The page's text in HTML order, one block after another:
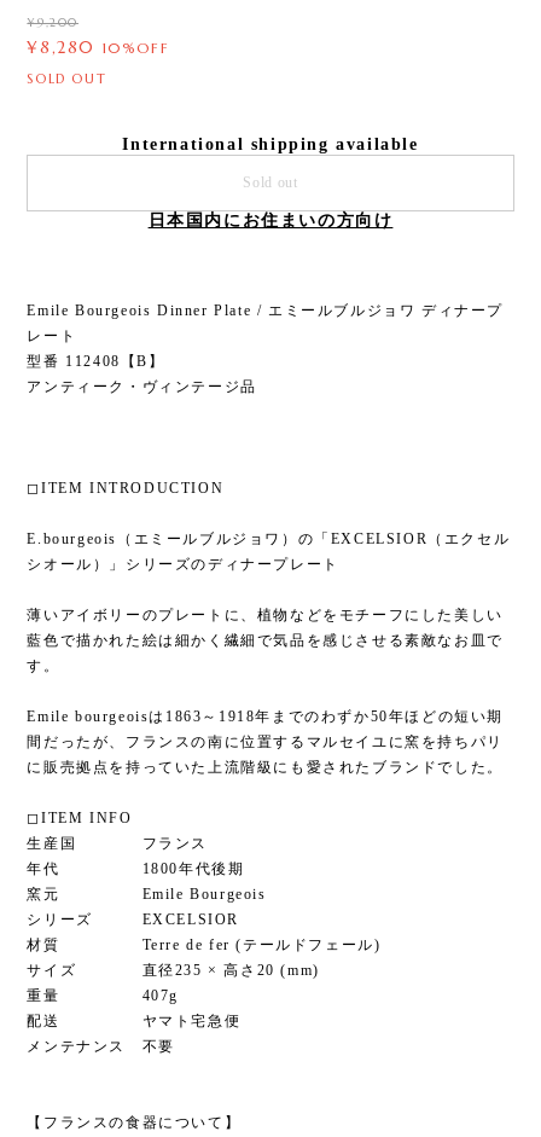
¥9,200
¥8,280 10%OFF
SOLD OUT
International shipping available
Sold out
日本国内にお住まいの方向け
Emile Bourgeois Dinner Plate / エミールブルジョワ ディナープ
レート
型番 112408【B】
アンティーク・ヴィンテージ品
◻︎ITEM INTRODUCTION
E.bourgeois（エミールブルジョワ）の「EXCELSIOR（エクセル
シオール）」シリーズのディナープレート
薄いアイボリーのプレートに、植物などをモチーフにした美しい
藍色で描かれた絵は細かく繊細で気品を感じさせる素敵なお皿で
す。
Emile bourgeoisは1863～1918年までのわずか50年ほどの短い期
間だったが、フランスの南に位置するマルセイユに窯を持ちパリ
に販売拠点を持っていた上流階級にも愛されたブランドでした。
◻︎ITEM INFO
生産国 フランス
年代 1800年代後期
窯元 Emile Bourgeois
シリーズ EXCELSIOR
材質 Terre de fer (テールドフェール)
サイズ 直径235 × 高さ20 (mm)
重量 407g
配送 ヤマト宅急便
メンテナンス 不要
【フランスの食器について】